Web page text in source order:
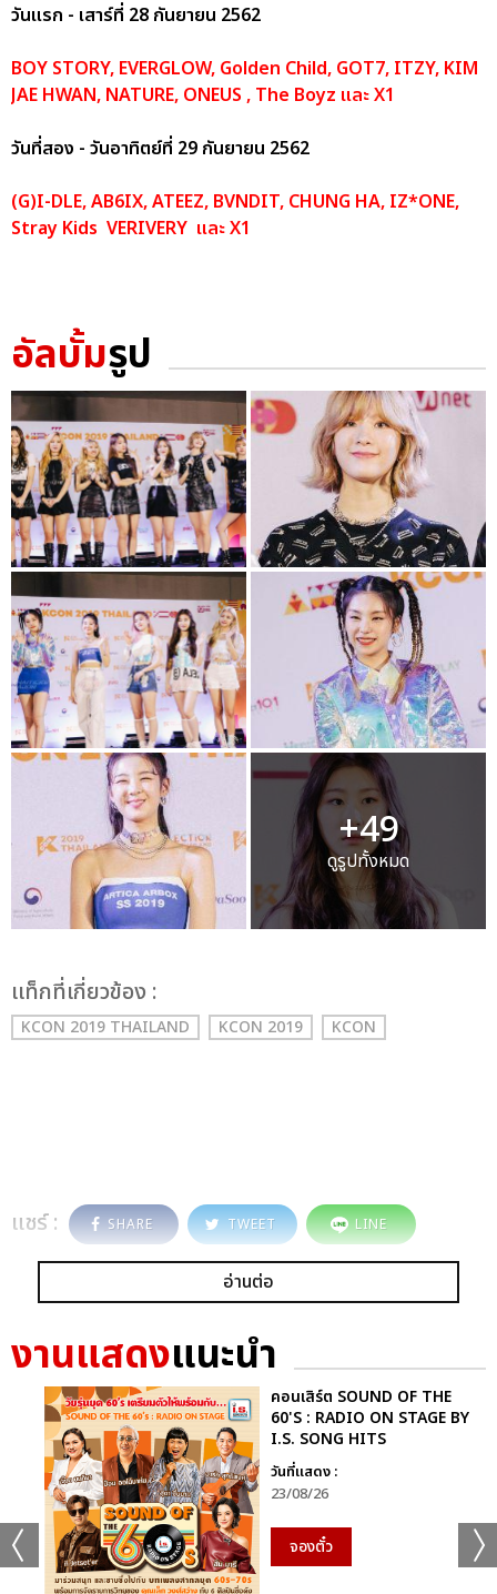
วันแรก - เสาร์ที่ 28 กันยายน 2562
BOY STORY, EVERGLOW, Golden Child, GOT7, ITZY, KIM
JAE HWAN, NATURE, ONEUS , The Boyz และ X1
วันที่สอง - วันอาทิตย์ที่ 29 กันยายน 2562
(G)I-DLE, AB6IX, ATEEZ, BVNDIT, CHUNG HA, IZ*ONE,
Stray Kids VERIVERY และ X1
อัลบั้มรูป
+49
ดูรูปทั้งหมด
เเท็กที่เกี่ยวข้อง :
KCON 2019 THAILAND KCON 2019 KCON
แชร์ : SHARE TWEET LINE
อ่านต่อ
งานแสดงแนะนำ
คอนเสิร์ต SOUND OF THE
60'S : RADIO ON STAGE BY
I.S. SONG HITS
วันที่แสดง :
23/08/26
จองตั๋ว